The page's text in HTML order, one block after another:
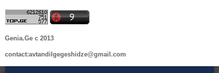
Genia.Ge c 2013
contact:avtandilgegeshidze@gmail.com